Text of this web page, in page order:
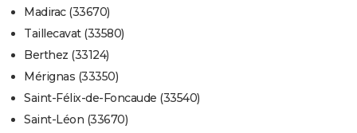
Madirac (33670)
Taillecavat (33580)
Berthez (33124)
Mérignas (33350)
Saint-Félix-de-Foncaude (33540)
Saint-Léon (33670)